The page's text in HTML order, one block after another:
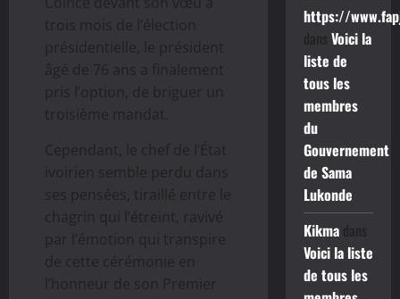
trois mois de l’élection
présidentielle, le président
âgé de 76 ans a finalement
pris l’option, de briguer un
troisième mandat.
Cependant, le chef de l’État
ivoirien semble perdu dans
ses pensées, tiraillé entre le
chagrin qui l’étreint, ravivé
par l’émotion qui transpire
de cette cérémonie en
l’honneur de son Premier
https://
dans Voici la
liste de
tous les
membres
du
Gouvernement
de Sama
Lukonde
Kikmadans
Voici la liste
de tous les